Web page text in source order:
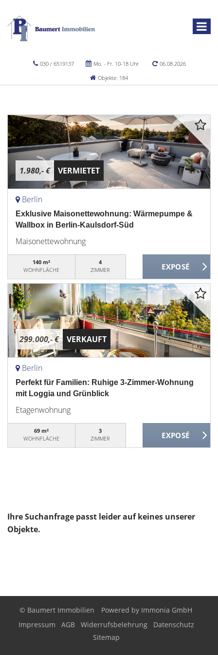
030 / 6519137 Mo. - Fr. 10-18 Uhr
06.08.2026
Objekte: 184
1.980,- € VERMIETET
Berlin
Exklusive Maisonettewohnung: Wärmepumpe &
Wallbox in Berlin-Kaulsdorf-Süd
Maisonettewohnung
140 m²
WOHNFLÄCHE
4
ZIMMER
299.000,- € VERKAUFT
Berlin
Perfekt für Familien: Ruhige 3-Zimmer-Wohnung
mit Loggia und Grünblick
Etagenwohnung
69 m²
WOHNFLÄCHE
3
ZIMMER
Ihre Suchanfrage passt leider auf keines unserer
Objekte.
© Baumert Immobilien Powered by Immonia GmbH
Impressum
AGB Widerrufsbelehrung
Datenschutz
Sitemap